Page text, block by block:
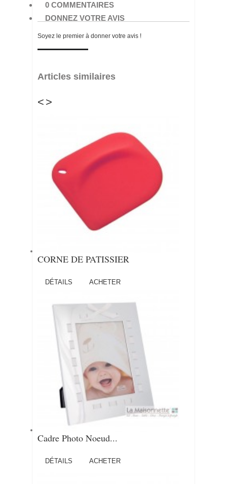
0 COMMENTAIRES
DONNEZ VOTRE AVIS
Soyez le premier à donner votre avis !
Articles similaires
< >
CORNE DE PATISSIER
DÉTAILS ACHETER
Cadre Photo Noeud...
DÉTAILS ACHETER